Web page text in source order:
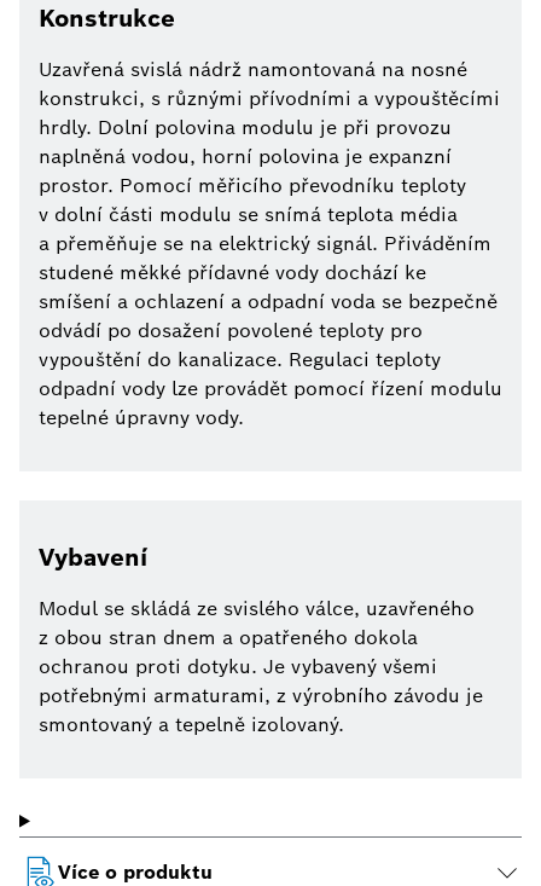
Konstrukce
Uzavřená svislá nádrž namontovaná na nosné
konstrukci, s různými přívodními a vypouštěcími
hrdly. Dolní polovina modulu je při provozu
naplněná vodou, horní polovina je expanzní
prostor. Pomocí měřicího převodníku teploty
v dolní části modulu se snímá teplota média
a přeměňuje se na elektrický signál. Přiváděním
studené měkké přídavné vody dochází ke
smíšení a ochlazení a odpadní voda se bezpečně
odvádí po dosažení povolené teploty pro
vypouštění do kanalizace. Regulaci teploty
odpadní vody lze provádět pomocí řízení modulu
tepelné úpravny vody.
Vybavení
Modul se skládá ze svislého válce, uzavřeného
z obou stran dnem a opatřeného dokola
ochranou proti dotyku. Je vybavený všemi
potřebnými armaturami, z výrobního závodu je
smontovaný a tepelně izolovaný.
Více o produktu